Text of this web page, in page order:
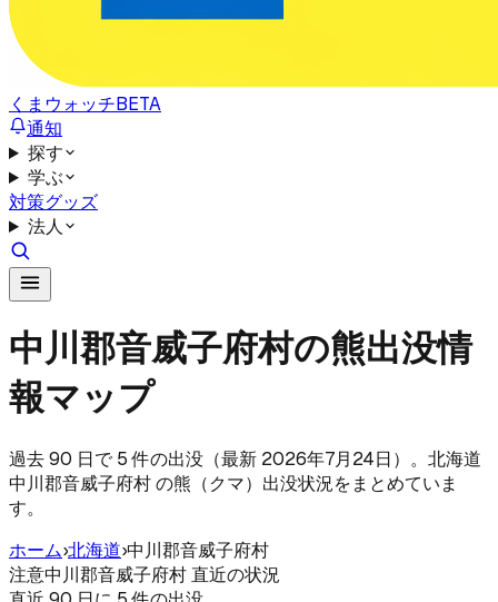
くまウォッチBETA
通知
探す
学ぶ
対策グッズ
法人
中川郡音威子府村の熊出没情
報マップ
過去 90 日で 5 件の出没（最新 2026年7月24日）。北海道
中川郡音威子府村 の熊（クマ）出没状況をまとめていま
す。
ホーム›北海道›中川郡音威子府村
注意中川郡音威子府村 直近の状況